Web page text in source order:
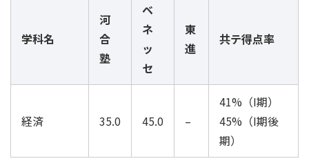
学科名
河
合
塾
ベ
ネ
ッ
セ
東
進
共テ得点率
経済 35.0 45.0 –
41%（I期）
45%（I期後
期）